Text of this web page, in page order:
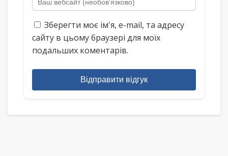
Зберегти моє ім'я, e-mail, та адресу
сайту в цьому браузері для моїх
подальших коментарів.
Відправити відгук